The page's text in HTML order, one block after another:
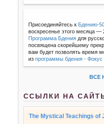
Присоединяйтесь к Бдению-
воскресенье этого месяца —
Программа Бдения для
посвящена скорейшему
вам будет позволять время
изпрограммы бдения - Фокус
ВСЕ
ССЫЛКИ НА
The Mystical Teachings of